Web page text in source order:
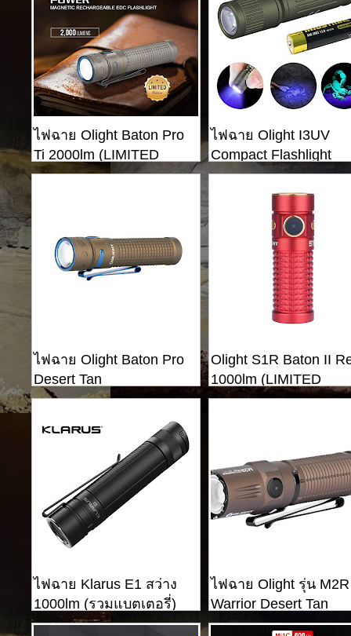
ไฟฉาย Olight Baton Pro
Ti 2000lm (LIMITED
EDITION)
ไฟฉาย Olight I3UV
Compact Flashlight
ไฟฉาย Olight Baton Pro
Desert Tan
Olight S1R Baton II
1000lm (LIMITED
EDITION)
ไฟฉาย Klarus E1 สว่าง
1000lm (รวมแบตเตอรี่)
ไฟฉาย Olight รุ่น
Warrior Desert Tan